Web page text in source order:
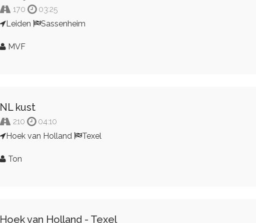
170
03:25
Leiden
Sassenheim
MVF
NL kust
210
04:10
Hoek van Holland
Texel
Ton
Hoek van Holland - Texel